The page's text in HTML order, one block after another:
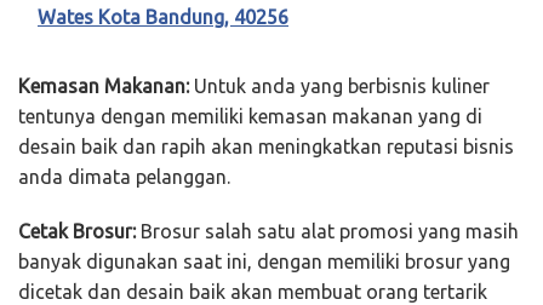
Wates Kota Bandung, 40256
Kemasan Makanan:Untuk anda yang berbisnis kuliner
tentunya dengan memiliki kemasan makanan yang di
desain baik dan rapih akan meningkatkan reputasi bisnis
anda dimata pelanggan.
Cetak Brosur:Brosur salah satu alat promosi yang masih
banyak digunakan saat ini, dengan memiliki brosur yang
dicetak dan desain baik akan membuat orang tertarik